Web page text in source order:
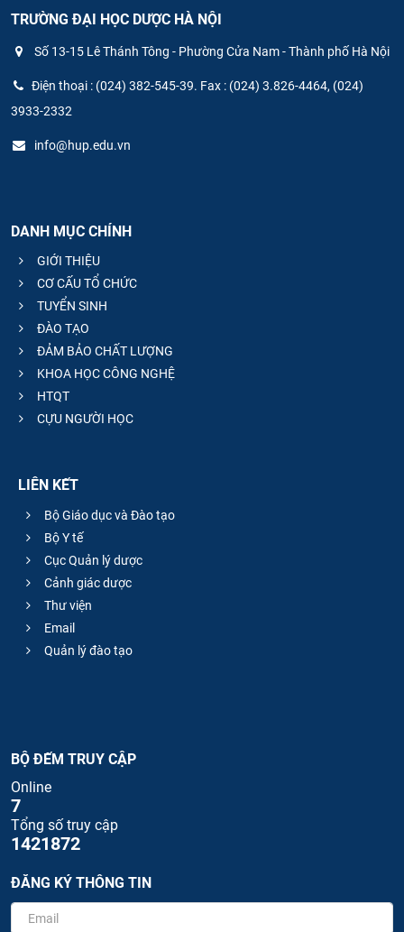
TRƯỜNG ĐẠI HỌC DƯỢC HÀ NỘI
Số 13-15 Lê Thánh Tông - Phường Cửa Nam - Thành phố Hà Nội
Điện thoại : (024) 382-545-39. Fax : (024) 3.826-4464, (024)
3933-2332
info@hup.edu.vn
DANH MỤC CHÍNH
GIỚI THIỆU
CƠ CẤU TỔ CHỨC
TUYỂN SINH
ĐÀO TẠO
ĐẢM BẢO CHẤT LƯỢNG
KHOA HỌC CÔNG NGHỆ
HTQT
CỰU NGƯỜI HỌC
LIÊN KẾT
Bộ Giáo dục và Đào tạo
Bộ Y tế
Cục Quản lý dược
Cảnh giác dược
Thư viện
Email
Quản lý đào tạo
BỘ ĐẾM TRUY CẬP
Online
7
Tổng số truy cập
1421872
ĐĂNG KÝ THÔNG TIN